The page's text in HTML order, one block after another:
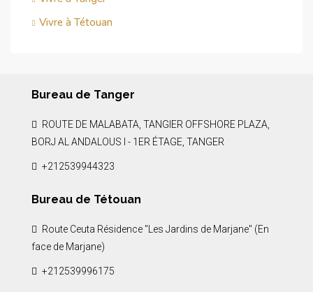
Vivre à Tétouan
Bureau de Tanger
ROUTE DE MALABATA, TANGIER OFFSHORE PLAZA,
BORJ AL ANDALOUS I - 1ER ÉTAGE, TANGER
+212539944323
Bureau de Tétouan
Route Ceuta Résidence "Les Jardins de Marjane" (En
face de Marjane)
+212539996175